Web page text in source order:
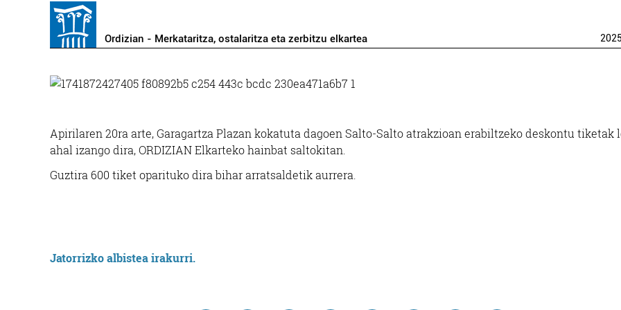
Ordizian - Merkataritza, ostalaritza eta zerbitzu elkartea 2025
Apirilaren 20ra arte, Garagartza Plazan kokatuta dagoen Salto-Salto atrakzioan erabiltzeko deskontu tiketak
ahal izango dira, ORDIZIAN Elkarteko hainbat saltokitan.
Guztira 600 tiket oparituko dira bihar arratsaldetik aurrera.
Jatorrizko albistea irakurri.